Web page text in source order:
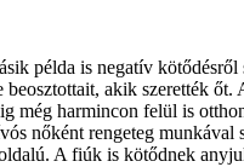
példa is negatív
akik szerették
még harmincon felül is
nőként rengeteg
A fiúk is kötődnek